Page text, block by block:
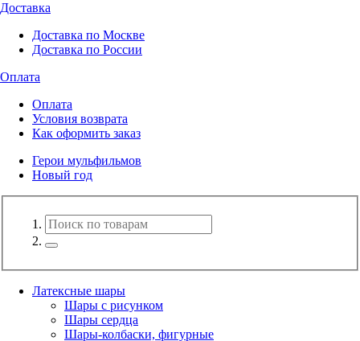
Доставка
Доставка по Москве
Доставка по России
Оплата
Оплата
Условия возврата
Как оформить заказ
Герои мульфильмов
Новый год
Латексные шары
Шары с рисунком
Шары сердца
Шары-колбаски, фигурные